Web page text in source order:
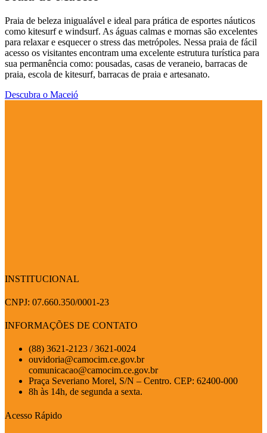
Praia de beleza inigualável e ideal para prática de esportes náuticos
como kitesurf e windsurf. As águas calmas e mornas são excelentes
para relaxar e esquecer o stress das metrópoles. Nessa praia de fácil
acesso os visitantes encontram uma excelente estrutura turística para
sua permanência como: pousadas, casas de veraneio, barracas de
praia, escola de kitesurf, barracas de praia e artesanato.
Descubra o Maceió
INSTITUCIONAL
CNPJ: 07.660.350/0001-23
INFORMAÇÕES DE CONTATO
(88) 3621-2123 / 3621-0024
ouvidoria@camocim.ce.gov.br
comunicacao@camocim.ce.gov.br
Praça Severiano Morel, S/N – Centro. CEP: 62400-000
8h às 14h, de segunda a sexta.
Acesso Rápido